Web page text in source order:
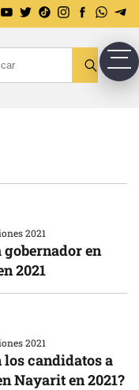
2021
gobernador en
2021
2021
los candidatos a
Nayarit en 2021?